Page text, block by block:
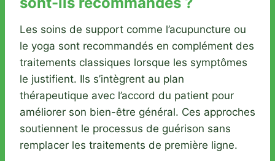
Les soins de support comme l’acupuncture ou
le yoga sont recommandés en complément des
traitements classiques lorsque les symptômes
le justifient. Ils s’intègrent au plan
thérapeutique avec l’accord du patient pour
améliorer son bien-être général. Ces approches
soutiennent le processus de guérison sans
remplacer les traitements de première ligne.